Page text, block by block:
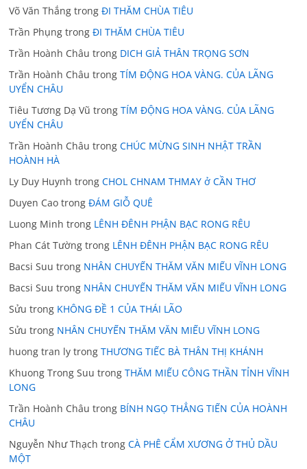
Võ Văn Thắng trongĐI THĂM CHÙA TIÊU
Trần Phụng trongĐI THĂM CHÙA TIÊU
Trần Hoành Châu trong DICH GIẢ THÂN TRỌNG SƠN
Trần Hoành Châu trongTÍM ĐỘNG HOA VÀNG. CỦA LÃNG
UYỂN CHÂU
Tiêu Tương Dạ Vũ trongTÍM ĐỘNG HOA VÀNG. CỦA LÃNG
UYỂN CHÂU
Trần Hoành Châu trongCHÚC MỪNG SINH NHẬT TRẦN
HOÀNH HÀ
Ly Duy Huynh trongCHOL CHNAM THMAY ở CẦN THƠ
Duyen Cao trongĐÁM GIỖ QUÊ
Luong Minh trong LÊNH ĐÊNH PHẬN BẠC RONG RÊU
Phan Cát Tường trong LÊNH ĐÊNH PHẬN BẠC RONG RÊU
Bacsi Suu trong NHÂN CHUYẾN THĂM VĂN MIẾU VĨNH LONG
Bacsi Suu trong NHÂN CHUYẾN THĂM VĂN MIẾU VĨNH LONG
Sửu trong KHÔNG ĐỀ 1 CỦA THÁI LÃO
Sửu trong NHÂN CHUYẾN THĂM VĂN MIẾU VĨNH LONG
huong tran ly trongTHƯƠNG TIẾC BÀ THÂN THỊ KHÁNH
Khuong Trong Suu trongTHĂM MIẾU CÔNG THẦN TỈNH VĨNH
LONG
Trần Hoành Châu trong BÍNH NGỌ THẲNG TIẾN CỦA HOÀNH
CHÂU
Nguyễn Như Thạch trongCÀ PHÊ CẨM XƯƠNG Ở THỦ DẦU
MỘT